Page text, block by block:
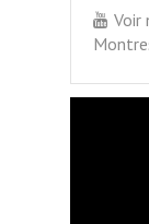
Voir